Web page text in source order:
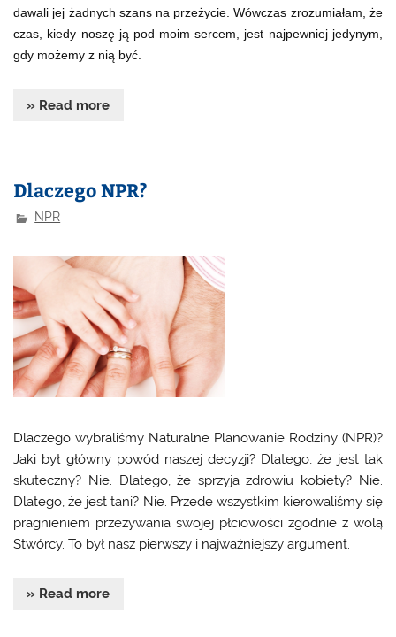
dawali jej żadnych szans na przeżycie. Wówczas zrozumiałam, że
czas, kiedy noszę ją pod moim sercem, jest najpewniej jedynym,
gdy możemy z nią być.
» Read more
Dlaczego NPR?
NPR
Dlaczego wybraliśmy Naturalne Planowanie Rodziny (NPR)?
Jaki był główny powód naszej decyzji? Dlatego, że jest tak
skuteczny? Nie. Dlatego, że sprzyja zdrowiu kobiety? Nie.
Dlatego, że jest tani? Nie. Przede wszystkim kierowaliśmy się
pragnieniem przeżywania swojej płciowości zgodnie z wolą
Stwórcy. To był nasz pierwszy i najważniejszy argument.
» Read more